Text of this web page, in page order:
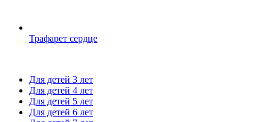
Трафарет сердце
Для детей 3 лет
Для детей 4 лет
Для детей 5 лет
Для детей 6 лет